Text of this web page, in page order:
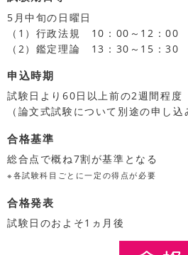
5月中旬の日曜日
（1）行政法規 10：00～12：00
（2）鑑定理論 13：30～15：30
申込時期
試験日より60日以上前の2週間程度
（論文式試験について別途の申し込
合格基準
総合点で概ね7割が基準となる
※各試験科目ごとに一定の得点が必要
合格発表
試験日のおよそ1ヵ月後